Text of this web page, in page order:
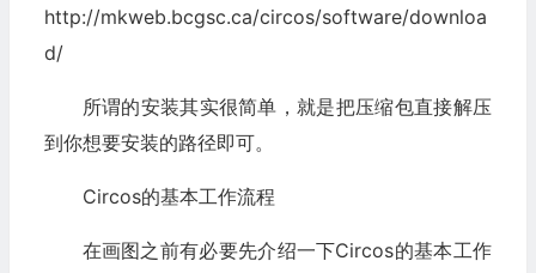
http://mkweb.bcgsc.ca/circos/software/downloa
d/
所谓的安装其实很简单，就是把压缩包直接解压
到你想要安装的路径即可。
Circos的基本工作流程
在画图之前有必要先介绍一下Circos的基本工作